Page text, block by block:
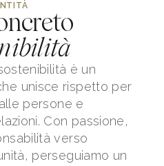
è un
unisce rispetto per
persone e
Con passione,
verso
perseguiamo un